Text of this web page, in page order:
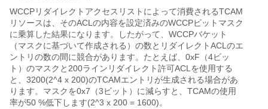
WCCPリダイレクトアクセスリストによって消費されるTCAM
リソースは、そのACLの内容を設定済みのWCCPビットマスク
に乗算した結果になります。したがって、WCCPバケット
（マスクに基づいて作成される）の数とリダイレクトACLのエ
ントリの数の間に競合があります。たとえば、0xF（4ビッ
ト）のマスクと200ラインリダイレクト許可ACLを使用する
と、3200(2^4 x 200)のTCAMエントリが生成される場合があ
ります。マスクを0x7（3ビット）に減らすと、TCAMの使用
率が50 %低下します(2^3 x 200 = 1600)。